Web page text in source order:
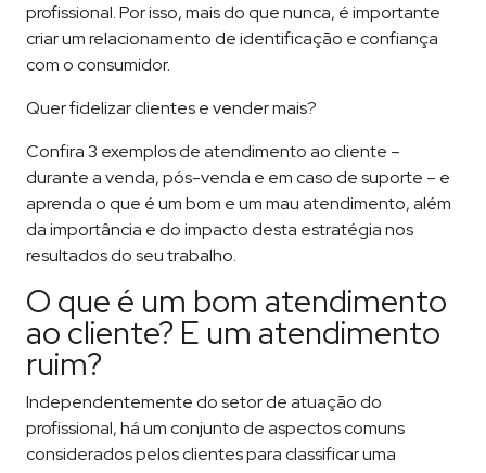
profissional. Por isso, mais do que nunca, é importante
criar um relacionamento de identificação e confiança
com o consumidor.
Quer fidelizar clientes e vender mais?
Confira 3 exemplos de atendimento ao cliente –
durante a venda, pós-venda e em caso de suporte – e
aprenda o que é um bom e um mau atendimento, além
da importância e do impacto desta estratégia nos
resultados do seu trabalho.
O que é um bom atendimento
ao cliente? E um atendimento
ruim?
Independentemente do setor de atuação do
profissional, há um conjunto de aspectos comuns
considerados pelos clientes para classificar uma